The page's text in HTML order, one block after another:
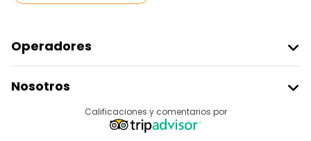
Operadores
Acceder Como Proveedor
Programa De Afiliados
Nosotros
Calificaciones y comentarios por